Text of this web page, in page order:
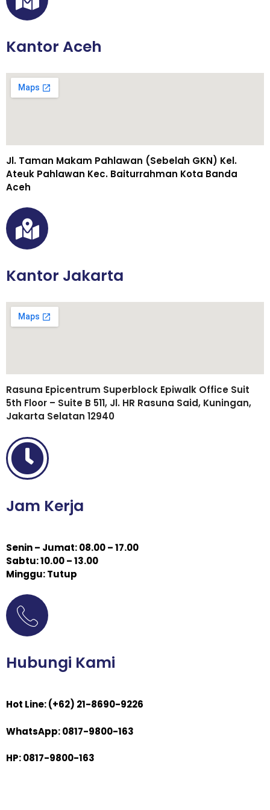
Kantor Aceh
Jl. Taman Makam Pahlawan (Sebelah GKN) Kel.
Ateuk Pahlawan Kec. Baiturrahman Kota Banda
Aceh
Kantor Jakarta
Rasuna Epicentrum Superblock Epiwalk Office Suit
5th Floor – Suite B 511, Jl. HR Rasuna Said, Kuningan,
Jakarta Selatan 12940
Jam Kerja
Senin – Jumat: 08.00 – 17.00
Sabtu: 10.00 – 13.00
Minggu: Tutup
Hubungi Kami
Hot Line: (+62) 21-8690-9226
WhatsApp: 0817-9800-163
HP: 0817-9800-163